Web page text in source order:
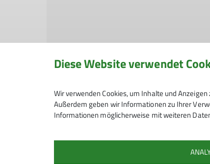
Diese Website verwendet
Wir verwenden Cookies, um Inhalte und
Außerdem geben wir Informationen zu Ihrer
Informationen möglicherweise mit weiteren